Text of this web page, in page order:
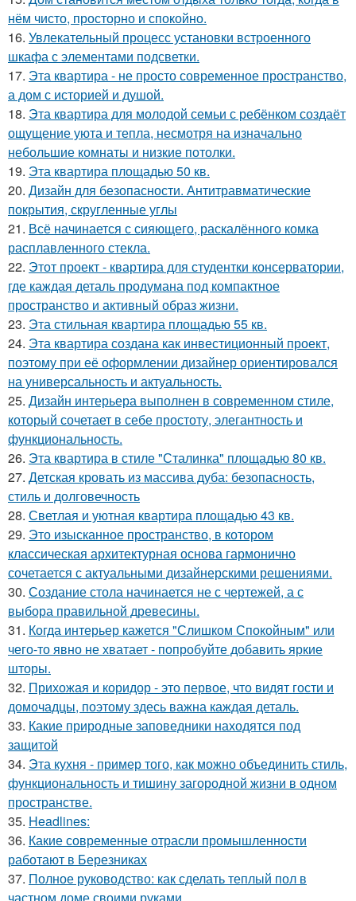
нём чисто, просторно и спокойно.
16. Увлекательный процесс установки встроенного
шкафа с элементами подсветки.
17. Эта квартира - не просто современное пространство,
а дом с историей и душой.
18. Эта квартира для молодой семьи с ребёнком создаёт
ощущение уюта и тепла, несмотря на изначально
небольшие комнаты и низкие потолки.
19. Эта квартира площадью 50 кв.
20. Дизайн для безопасности. Антитравматические
покрытия, скругленные углы
21. Всё начинается с сияющего, раскалённого комка
расплавленного стекла.
22. Этот проект - квартира для студентки консерватории,
где каждая деталь продумана под компактное
пространство и активный образ жизни.
23. Эта стильная квартира площадью 55 кв.
24. Эта квартира создана как инвестиционный проект,
поэтому при её оформлении дизайнер ориентировался
на универсальность и актуальность.
25. Дизайн интерьера выполнен в современном стиле,
который сочетает в себе простоту, элегантность и
функциональность.
26. Эта квартира в стиле "Сталинка" площадью 80 кв.
27. Детская кровать из массива дуба: безопасность,
стиль и долговечность
28. Светлая и уютная квартира площадью 43 кв.
29. Это изысканное пространство, в котором
классическая архитектурная основа гармонично
сочетается с актуальными дизайнерскими решениями.
30. Создание стола начинается не с чертежей, а с
выбора правильной древесины.
31. Когда интерьер кажется "Слишком Спокойным" или
чего-то явно не хватает - попробуйте добавить яркие
шторы.
32. Прихожая и коридор - это первое, что видят гости и
домочадцы, поэтому здесь важна каждая деталь.
33. Какие природные заповедники находятся под
защитой
34. Эта кухня - пример того, как можно объединить стиль,
функциональность и тишину загородной жизни в одном
пространстве.
35. Headlines:
36. Какие современные отрасли промышленности
работают в Березниках
37. Полное руководство: как сделать теплый пол в